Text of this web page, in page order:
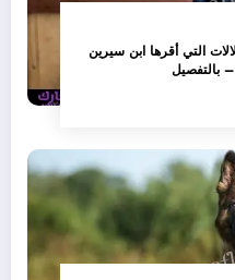
التي أقرها ابن سيرين
بالتفصيل